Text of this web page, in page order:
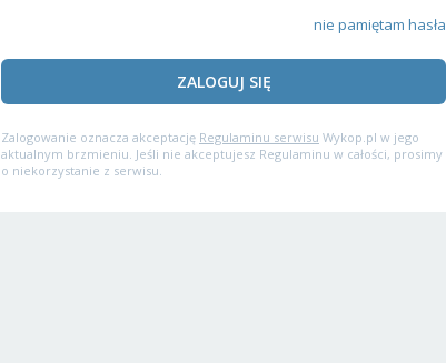
nie pamiętam hasła
ZALOGUJ SIĘ
Zalogowanie oznacza akceptację Regulaminu serwisu Wykop.pl w jego
aktualnym brzmieniu. Jeśli nie akceptujesz Regulaminu w całości, prosimy
o niekorzystanie z serwisu.